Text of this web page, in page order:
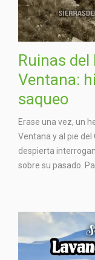
Ruinas del
Ventana:
saqueo
Erase una vez, un
Ventana y al pie del
despierta
sobre su pasado.